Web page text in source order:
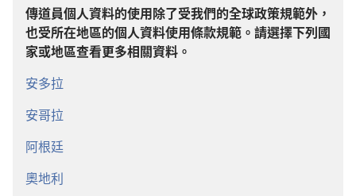
傳道員個人資料的使用除了受我們的全球政策規範外，
也受所在地區的個人資料使用條款規範。請選擇下列國
家或地區查看更多相關資料。
安多拉
安哥拉
阿根廷
奧地利